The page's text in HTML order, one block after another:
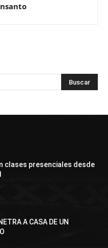
clases presenciales desde
A CASA DE UN